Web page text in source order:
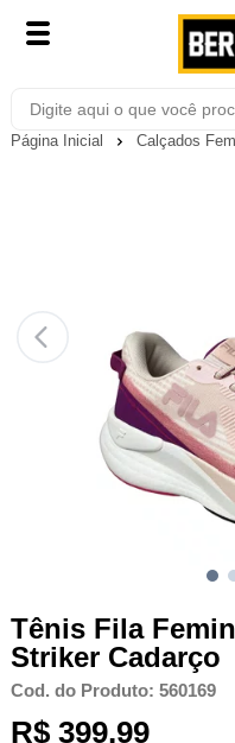
Página Inicial Calçados
Tênis Fila
Striker Cadarço
Cod. do Produto: 560169
R$ 399,99